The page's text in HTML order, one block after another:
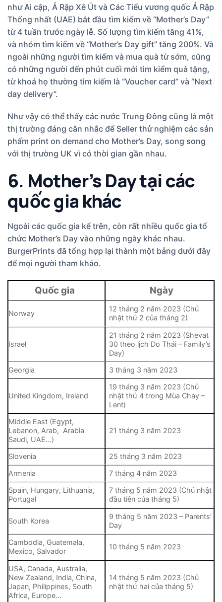
như Ai cập, Ả Rập Xê Út và Các Tiểu vương quốc Ả Rập
Thống nhất (UAE) bắt đầu tìm kiếm về “Mother’s Day”
từ 4 tuần trước ngày lễ. Số lượng tìm kiếm tăng 41%,
và nhóm tìm kiếm về “Mother’s Day gift” tăng 200%. Và
ngoài những người tìm kiếm và mua quà từ sớm, cũng
có những người đến phút cuối mới tìm kiểm quà tặng,
từ khoá họ thường tìm kiếm là “Voucher card” và “Next
day delivery”.
Như vậy có thể thấy các nước Trung Đông cũng là một
thị trường đáng cân nhắc để Seller thử nghiệm các sản
phẩm print on demand cho Mother’s Day, song song
với thị trường UK vì có thời gian gần nhau.
6. Mother’s Day tại các
quốc gia khác
Ngoài các quốc gia kể trên, còn rất nhiều quốc gia tổ
chức Mother’s Day vào những ngày khác nhau.
BurgerPrints đã tổng hợp lại thành một bảng dưới đây
để mọi người tham khảo.
Quốc gia Ngày
Norway
12 tháng 2 năm 2023 (Chủ
nhật thứ 2 của tháng 2)
Israel
21 tháng 2 năm 2023 (Shevat
30 theo lịch Do Thái – Family’s
Day)
Georgia
3 tháng 3 năm 2023
United Kingdom, Ireland
19 tháng 3 năm 2023 (Chủ
nhật thứ 4 trong Mùa Chay –
Lent)
Middle East (Egypt,
Lebanon, Arab, Arabia
Saudi, UAE…)
21 tháng 3 năm 2023
Slovenia
25 tháng 3 năm 2023
Armenia
7 tháng 4 năm 2023
Spain, Hungary, Lithuania,
Portugal
7 tháng 5 năm 2023 (Chủ nhật
đầu tiên của tháng 5)
South Korea
9 tháng 5 năm 2023 – Parents’
Day
Cambodia, Guatemala,
Mexico, Salvador
10 tháng 5 năm 2023
USA, Canada, Australia,
New Zealand, India, China,
Japan, Philippines, South
Africa, Europe…
14 tháng 5 năm 2023 (Chủ
nhật thứ hai của tháng 5)